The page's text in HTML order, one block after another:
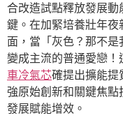
合改造試點釋放發展
鍵。在加緊培養壯年
面，當「灰色？那不
變成主流的普通愛戀
車冷氣芯確提出擴能提
強原始創新和關鍵焦點
發展賦能增效。